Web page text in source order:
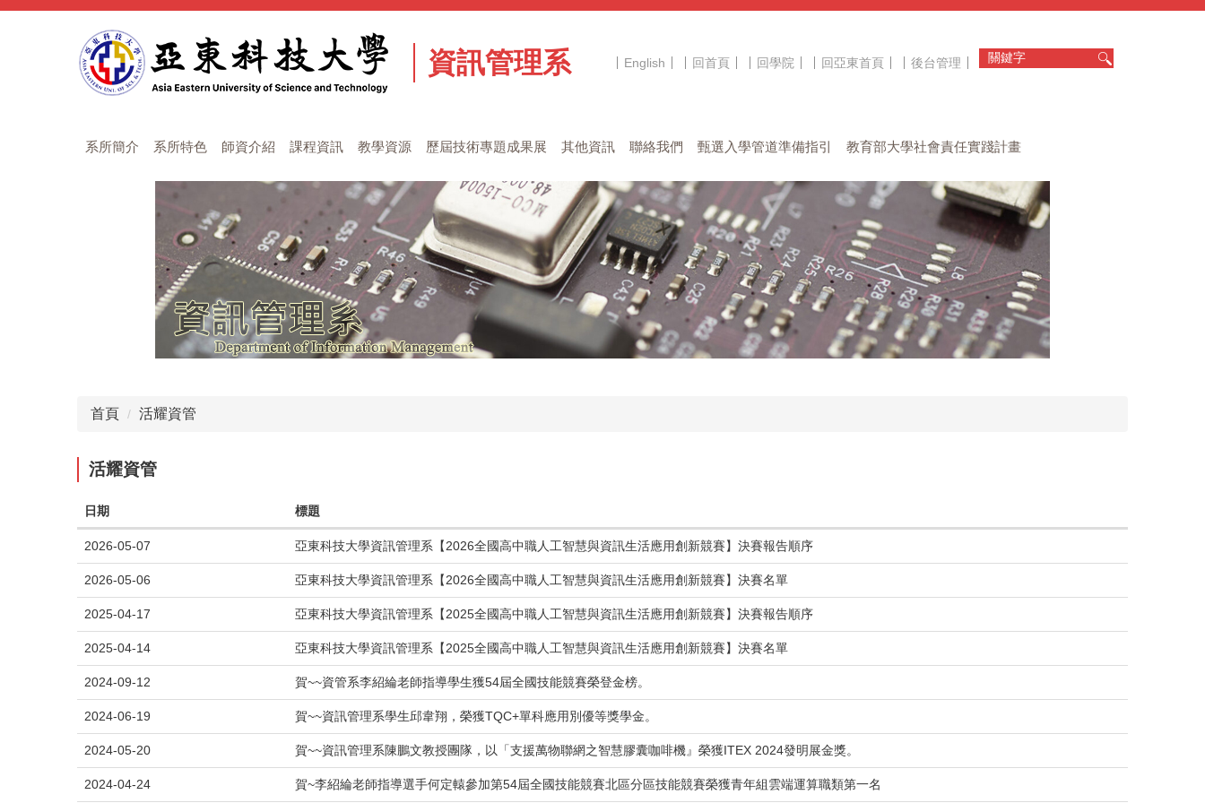
跳
資訊管理系 English 回首頁 回學院 回亞東首頁 後台管理
系所簡介 系所特色 師資介紹 課程資訊 教學資源 歷屆技術專題成果展 其他資訊 聯絡我們 甄選入學管道準備指引 教育部大學社會責任實踐計畫
首頁 活耀資管
活耀資管
日期 標題
2026-05-07 亞東科技大學資訊管理系【2026全國高中職人工智慧與資訊生活應用創新競賽】決賽報告順序
2026-05-06 亞東科技大學資訊管理系【2026全國高中職人工智慧與資訊生活應用創新競賽】決賽名單
2025-04-17 亞東科技大學資訊管理系【2025全國高中職人工智慧與資訊生活應用創新競賽】決賽報告順序
2025-04-14 亞東科技大學資訊管理系【2025全國高中職人工智慧與資訊生活應用創新競賽】決賽名單
2024-09-12 賀~~資管系李紹綸老師指導學生獲54屆全國技能競賽榮登金榜。
2024-06-19 賀~~資訊管理系學生邱韋翔，榮獲TQC+單科應用別優等獎學金。
2024-05-20 賀~~資訊管理系陳鵬文教授團隊，以「支援萬物聯網之智慧膠囊咖啡機』榮獲ITEX 2024發明展金獎。
2024-04-24 賀~李紹綸老師指導選手何定轅參加第54屆全國技能競賽北區分區技能競賽榮獲青年組雲端運算職類第一名